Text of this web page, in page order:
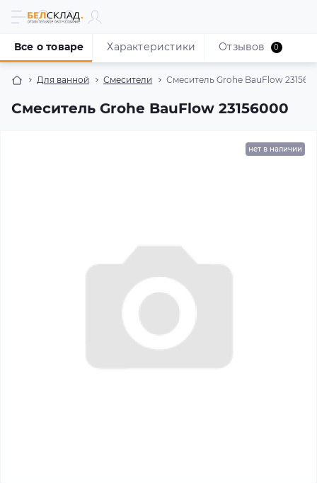
Для ванной Смесители Смеситель Grohe BauFlow
Смеситель Grohe BauFlow 23156000
Все о товаре Характеристики Отзывов 0
нет в наличии